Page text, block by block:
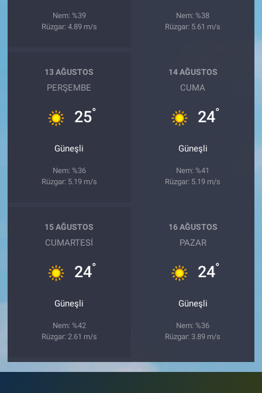
Nem: %39
Rüzgar: 4.89 m/s
Nem: %38
Rüzgar: 5.61 m/s
13 AĞUSTOS
PERŞEMBE
25°
Güneşli
Nem: %36
Rüzgar: 5.19 m/s
14 AĞUSTOS
CUMA
24°
Güneşli
Nem: %41
Rüzgar: 5.19 m/s
15 AĞUSTOS
CUMARTESI
24°
Güneşli
Nem: %42
Rüzgar: 2.61 m/s
16 AĞUSTOS
PAZAR
24°
Güneşli
Nem: %36
Rüzgar: 3.89 m/s